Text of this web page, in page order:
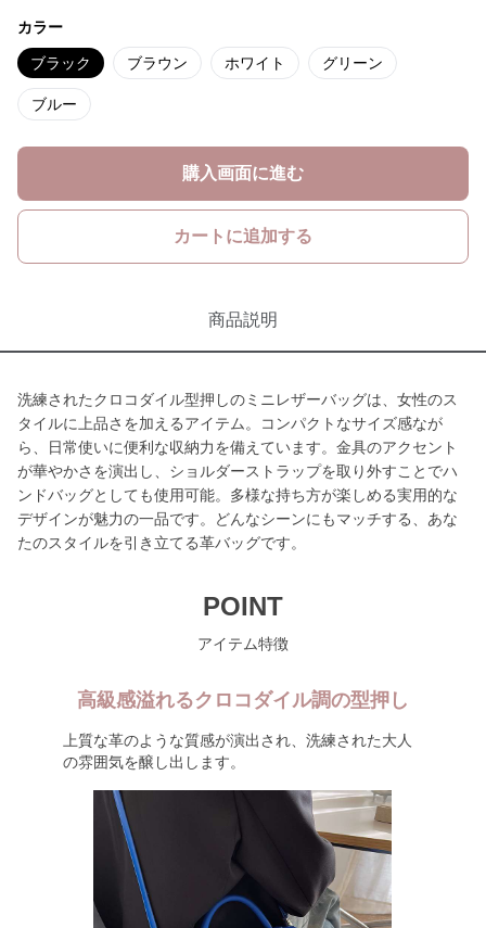
カラー
ブラック ブラウン ホワイト グリーン
ブルー
購入画面に進む
カートに追加する
商品説明
洗練されたクロコダイル型押しのミニレザーバッグは、女性のス
タイルに上品さを加えるアイテム。コンパクトなサイズ感なが
ら、日常使いに便利な収納力を備えています。金具のアクセント
が華やかさを演出し、ショルダーストラップを取り外すことでハ
ンドバッグとしても使用可能。多様な持ち方が楽しめる実用的な
デザインが魅力の一品です。どんなシーンにもマッチする、あな
たのスタイルを引き立てる革バッグです。
POINT
アイテム特徴
高級感溢れるクロコダイル調の型押し
上質な革のような質感が演出され、洗練された大人
の雰囲気を醸し出します。